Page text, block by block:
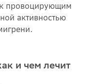
провоцирующим
активностью
и чем лечит